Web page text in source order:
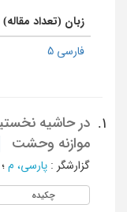
زبان (تعداد مقاله)
فارسی 5
1.
در حاشیه
موازنه وحشت
گزارشگر : پارسی، م ؛
چکیده